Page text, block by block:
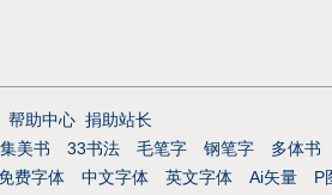
帮助中心 捐助站长
集美书 33书法 毛笔字 钢笔字 多体书
费字体 中文字体 英文字体 Ai矢量 P